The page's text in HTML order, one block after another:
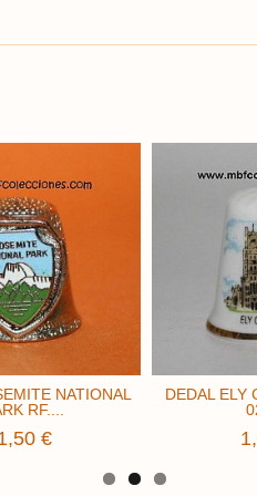
NATIONAL
RF....
€
DEDAL ELY